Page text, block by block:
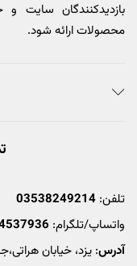
بازدیدکنندگان سایت
محصولات ارائه شود.
تلفن: 03538249214
واتساپ/تلگرام:
آدرس: یزد، خیابان